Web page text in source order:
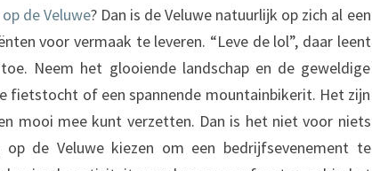
de Veluwe? Dan is de Veluwe natuurlijk op zich al een
voor vermaak te leveren. “Leve de lol”, daar leent
Neem het glooiende landschap en de geweldige
fietstocht of een spannende mountainbikerit. Het zijn
mooi mee kunt verzetten. Dan is het niet voor niets
de Veluwe kiezen om een bedrijfsevenement te